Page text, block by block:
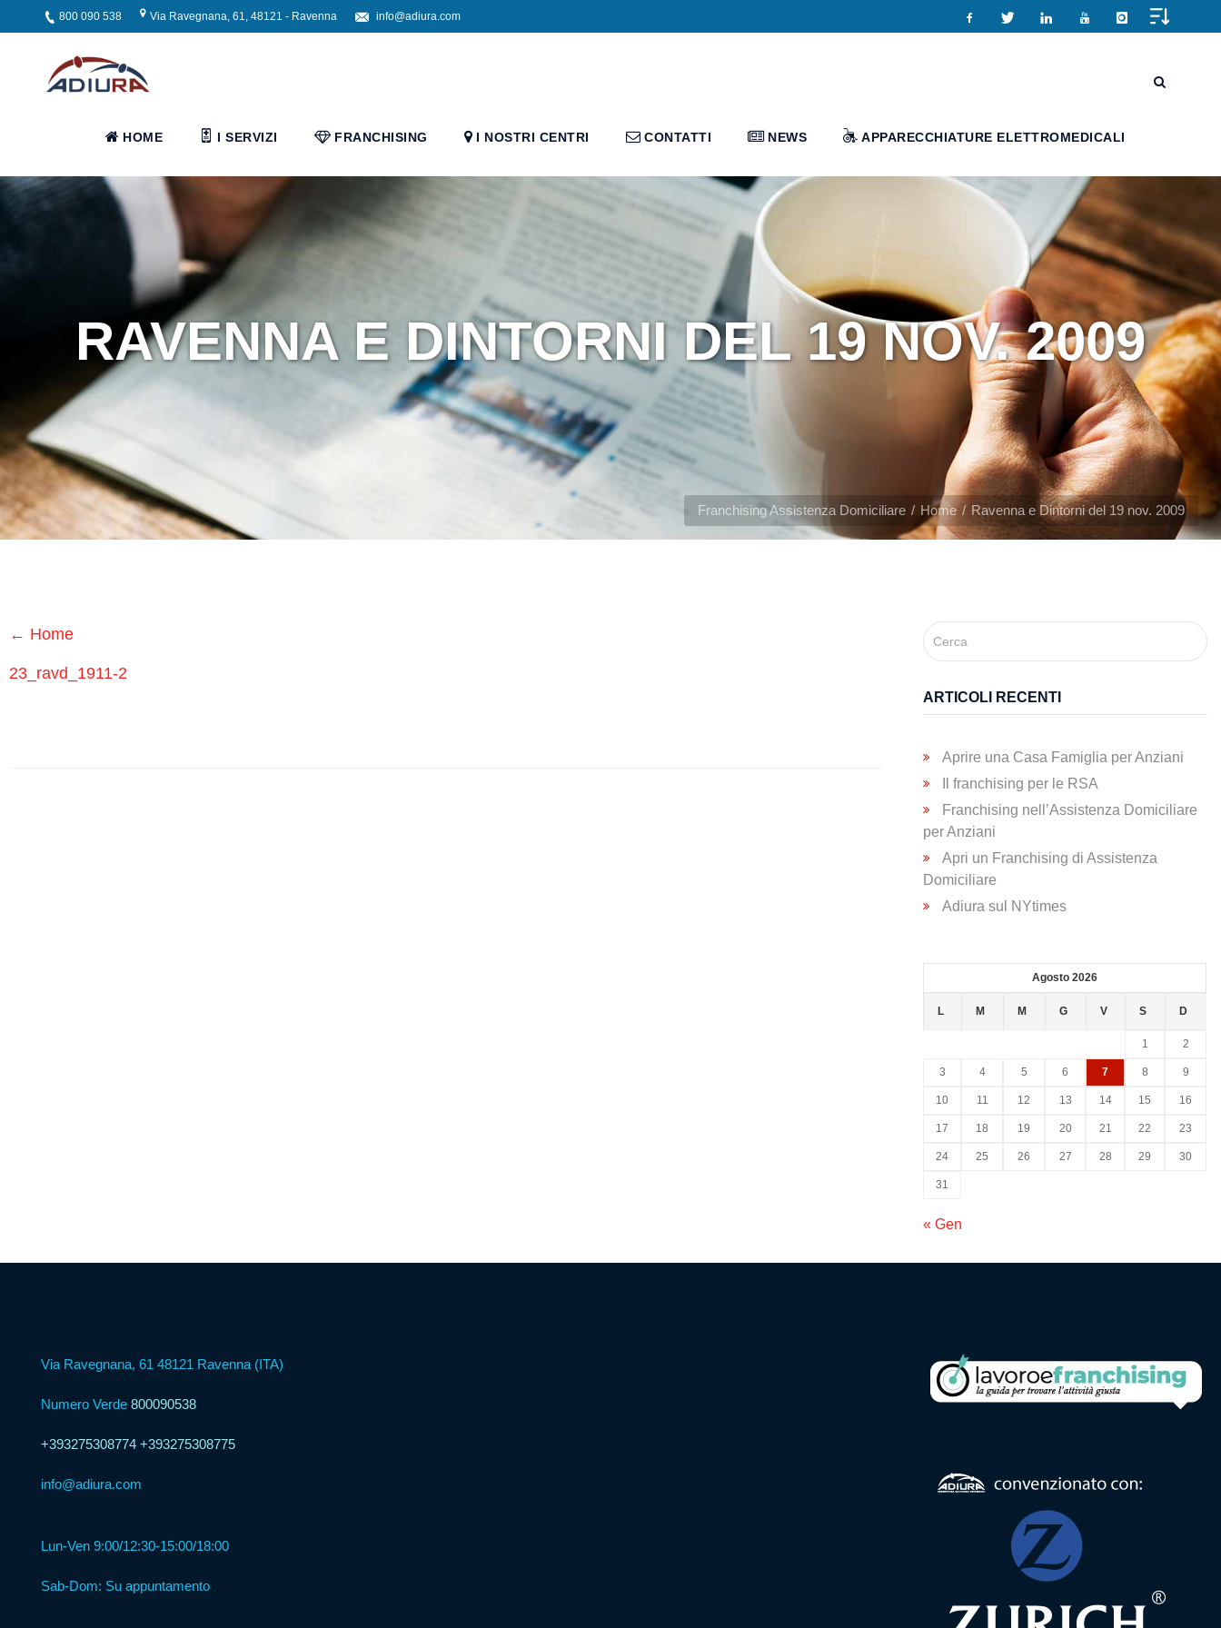
800 090 538 Via Ravegnana, 61, 48121 - Ravenna info@adiura.com
HOME I SERVIZI FRANCHISING I NOSTRI CENTRI CONTATTI NEWS APPARECCHIATURE ELETTROMEDICALI
RAVENNA E DINTORNI DEL 19 NOV. 2009
Franchising Assistenza Domiciliare Home Ravenna e Dintorni del 19 nov. 2009
← Home
23_ravd_1911-2
ARTICOLI RECENTI
Aprire una Casa Famiglia per Anziani
Il franchising per le RSA
Franchising nell’Assistenza Domiciliare
per Anziani
Apri un Franchising di Assistenza
Domiciliare
Adiura sul NYtimes
Agosto 2026
L M M G V S D
1 2
3 4 5 6 7 8 9
10 11 12 13 14 15 16
17 18 19 20 21 22 23
24 25 26 27 28 29 30
31
« Gen
Via Ravegnana, 61 48121 Ravenna (ITA)
Numero Verde 800090538
+393275308774 +393275308775
info@adiura.com
Lun-Ven 9:00/12:30-15:00/18:00
Sab-Dom: Su appuntamento
ospedaliera
Medici
Specialistici
Assistenza
Infermieristica
Medicazioni
Disbrigo
Legale
Detrazione